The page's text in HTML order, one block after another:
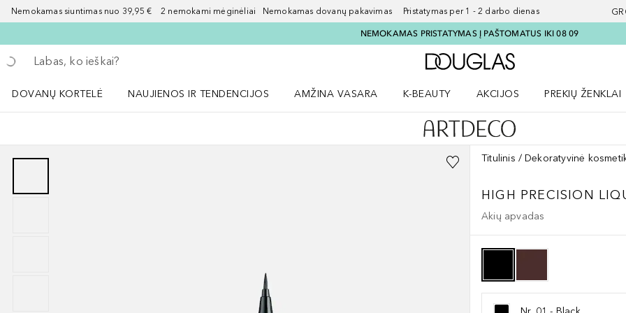
Nemokamas siuntimas nuo 39,95 € 2 nemokami mėginėliai Nemokamas dovanų pakavimas Pristatymas per 1 - 2 darbo dienas
NEMOKAMAS PRISTATYMAS Į PAŠTOMATUS IKI 08 09
Grįžk atgal
Vykdykite paiešką
Į Douglas pagrindinį
DOVANŲ KORTELĖ
NAUJIENOS IR TENDENCIJOS
AMŽINA VASARA
K-BEAUTY
AKCIJOS
PREKIŲ ŽENKLAI
Titulinis Dekoratyvinė
HIGH PRECISION
Akių apvadas